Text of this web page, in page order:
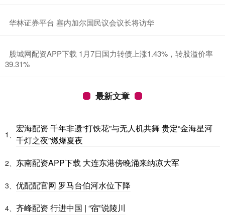
​华林证券平台 塞内加尔国民议会议长将访华
​股城网配资APP下载 1月7日国力转债上涨1.43%，转股溢价率
39.31%
最新文章
1、
宏海配资 千年非遗“打铁花”与无人机共舞 贵定“金海星河
千灯之夜”燃爆夏夜
2、 东南配资APP下载 大连东港傍晚涌来纳凉大军
3、 优配配官网 罗马台伯河水位下降
4、 齐峰配资 行进中国 | “宿”说陵川